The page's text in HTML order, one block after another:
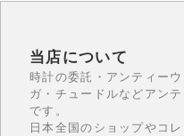
当店について
時計の委託・アンティー
ガ・チュードルなどアン
です。
日本全国のショップやコ